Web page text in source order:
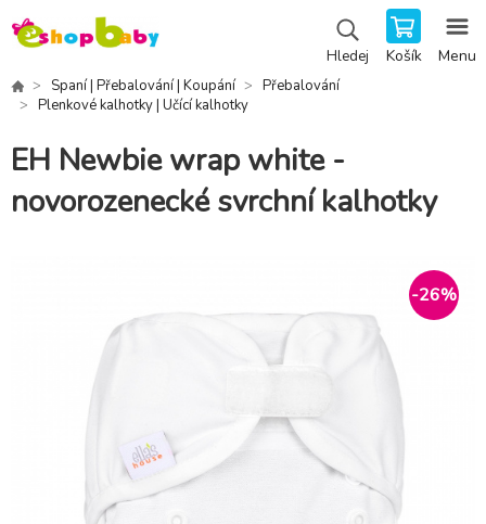
Hledej Košík Menu
Spaní | Přebalování | Koupání
Přebalování
Plenkové kalhotky | Učící kalhotky
EH Newbie wrap white -
novorozenecké svrchní kalhotky
-26%